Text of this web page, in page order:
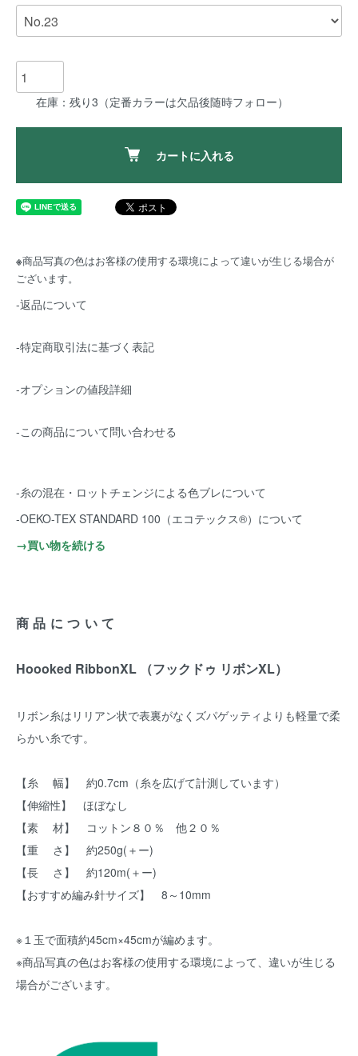
在庫：残り3（定番カラーは欠品後随時フォロー）
カートに入れる
※商品写真の色はお客様の使用する環境によって違いが生じる場合が
ございます。
-返品について
-特定商取引法に基づく表記
-オプションの値段詳細
-この商品について問い合わせる
-糸の混在・ロットチェンジによる色ブレについて
-OEKO-TEX STANDARD 100（エコテックス®️）について
→買い物を続ける
商品について
Hoooked RibbonXL （フックドゥ リボンXL）
リボン糸はリリアン状で表裏がなくズパゲッティよりも軽量で柔
らかい糸です。
【糸 幅】 約0.7cm（糸を広げて計測しています）
【伸縮性】 ほぼなし
【素 材】 コットン８０％ 他２０％
【重 さ】 約250g(＋ー)
【長 さ】 約120m(＋ー)
【おすすめ編み針サイズ】 8～10mm
※１玉で面積約45cm×45cmが編めます。
※商品写真の色はお客様の使用する環境によって、違いが生じる
場合がございます。